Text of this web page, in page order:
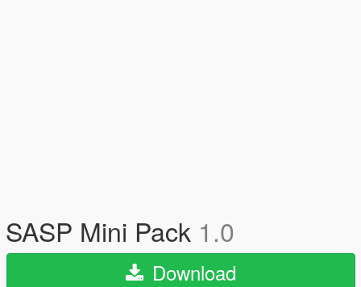
SASP Mini Pack 1.0
Download